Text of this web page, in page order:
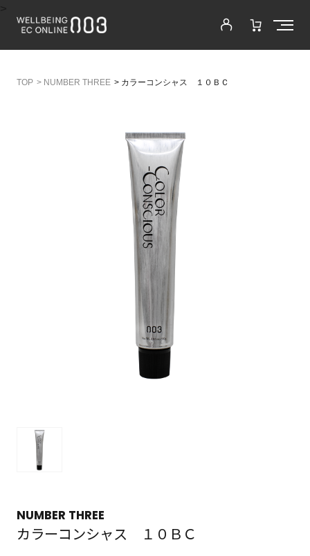
> NUMBER THREE > カラーコンシャス １０ＢＣ
NUMBER THREE
カラーコンシャス １０ＢＣ